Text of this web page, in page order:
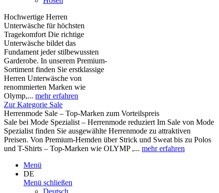
Hochwertige Herren
Unterwäsche für höchsten
Tragekomfort Die richtige
Unterwäsche bildet das
Fundament jeder stilbewussten
Garderobe. In unserem Premium-
Sortiment finden Sie erstklassige
Herren Unterwäsche von
renommierten Marken wie
Olymp,... mehr erfahren
Zur Kategorie Sale
Herrenmode Sale – Top-Marken zum Vorteilspreis
Sale bei Mode Spezialist – Herrenmode reduziert Im Sale von Mode
Spezialist finden Sie ausgewählte Herrenmode zu attraktiven
Preisen. Von Premium-Hemden über Strick und Sweat bis zu Polos
und T-Shirts – Top-Marken wie OLYMP ,... mehr erfahren
Menü
DE
Menü schließen
Deutsch